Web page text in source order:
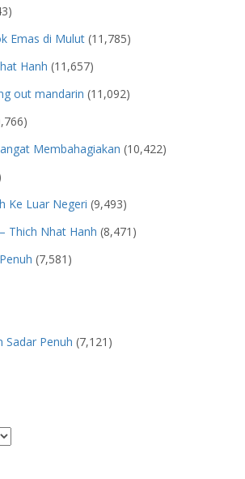
Emas di Mulut (11,785)
Hanh (11,657)
out mandarin (11,092)
Membahagiakan (10,422)
Ke Luar Negeri (9,493)
Thich Nhat Hanh (8,471)
(7,581)
Sadar Penuh (7,121)